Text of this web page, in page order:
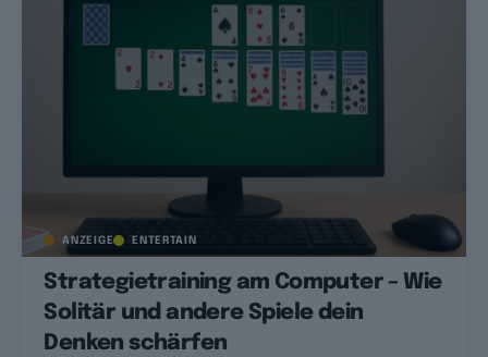
ANZEIGE ENTERTAIN
Strategietraining am Computer – Wie
Solitär und andere Spiele dein
Denken schärfen